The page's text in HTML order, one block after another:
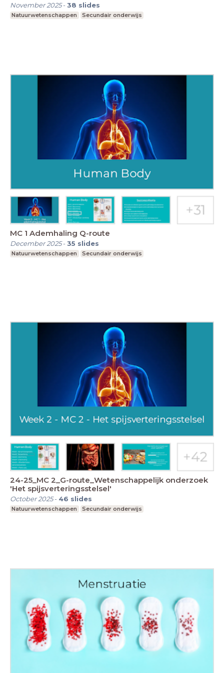
November 2025-38 slides
Natuurwetenschappen Secundair onderwijs
MC 1 Ademhaling Q-route
December 2025-35 slides
Natuurwetenschappen Secundair onderwijs
24-25_MC 2_G-route_Wetenschappelijk onderzoek
'Het spijsverteringsstelsel'
October 2025- 46 slides
Natuurwetenschappen Secundair onderwijs